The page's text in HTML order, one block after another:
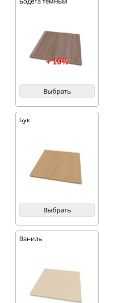
+ 10%
Выбрать
Бук
Выбрать
Ваниль